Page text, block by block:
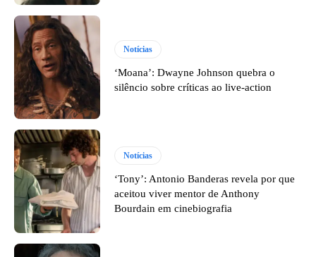
Notícias
‘Moana’: Dwayne Johnson quebra o
silêncio sobre críticas ao live-action
Notícias
‘Tony’: Antonio Banderas revela por que
aceitou viver mentor de Anthony
Bourdain em cinebiografia